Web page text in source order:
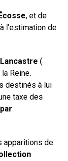
, et de
l’estimation de
Lancastre (
la Reine.
destinés à lui
taxe des
apparitions de